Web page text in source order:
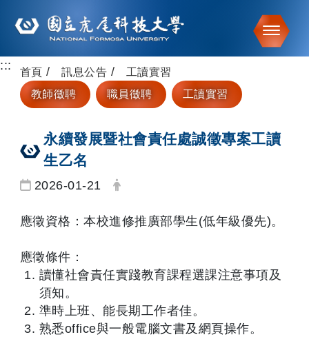
跳到主要內容
::: 首頁 訊息公告
工讀實習
教師徵聘
職員徵聘 工讀實習
永續發展暨社會責任處誠徵專案工讀
生乙名
日期：
2026-01-21 發布者：
應徵資格：本校進修推廣部學生(低年級優先)。
應徵條件：
讀懂社會責任實踐教育課程選課注意事項及
須知。
準時上班、能長期工作者佳。
熟悉office與一般電腦文書及網頁操作。